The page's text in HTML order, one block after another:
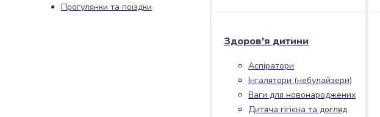
швидкого
Прогулянки та поїздки
Здоров'я дитини
Аспіратори
Інгалятори (небулайзери)
Ваги для новонароджених
Дитяча гігієна та догляд